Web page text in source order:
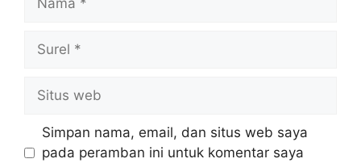
web
Simpan nama, email, dan situs web saya
pada peramban ini untuk komentar saya